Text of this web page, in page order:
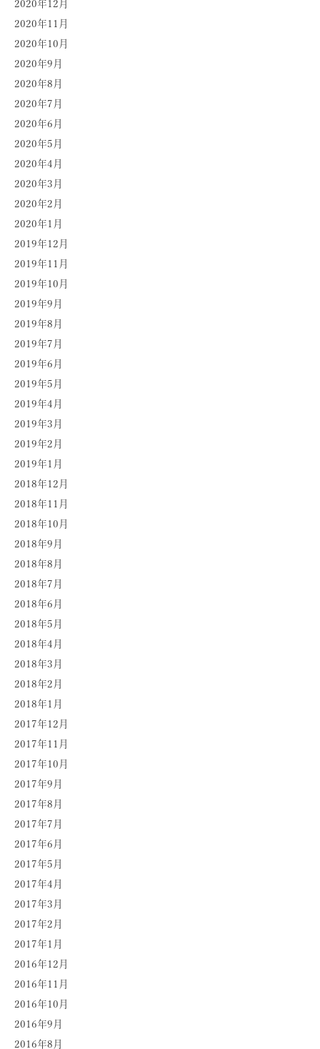
2020年12月
2020年11月
2020年10月
2020年9月
2020年8月
2020年7月
2020年6月
2020年5月
2020年4月
2020年3月
2020年2月
2020年1月
2019年12月
2019年11月
2019年10月
2019年9月
2019年8月
2019年7月
2019年6月
2019年5月
2019年4月
2019年3月
2019年2月
2019年1月
2018年12月
2018年11月
2018年10月
2018年9月
2018年8月
2018年7月
2018年6月
2018年5月
2018年4月
2018年3月
2018年2月
2018年1月
2017年12月
2017年11月
2017年10月
2017年9月
2017年8月
2017年7月
2017年6月
2017年5月
2017年4月
2017年3月
2017年2月
2017年1月
2016年12月
2016年11月
2016年10月
2016年9月
2016年8月